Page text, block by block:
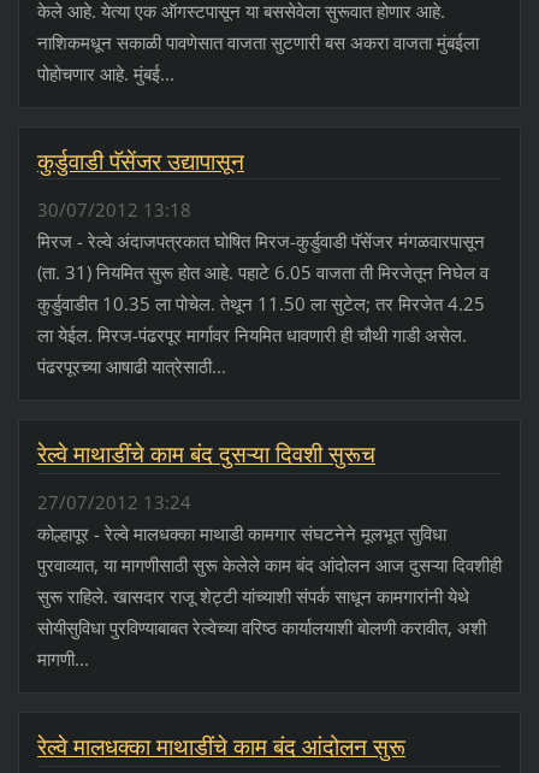
केले आहे. येत्या एक ऑगस्टपासून या बससेवेला सुरूवात होणार आहे.
नाशिकमधून सकाळी पावणेसात वाजता सुटणारी बस अकरा वाजता मुंबईला
पोहोचणार आहे. मुंबई...
कुर्डुवाडी पॅसेंजर उद्यापासून
30/07/2012 13:18
मिरज - रेल्वे अंदाजपत्रकात घोषित मिरज-कुर्डुवाडी पॅसेंजर मंगळवारपासून
(ता. 31) नियमित सुरू होत आहे. पहाटे 6.05 वाजता ती मिरजेतून निघेल व
कुर्डुवाडीत 10.35 ला पोचेल. तेथून 11.50 ला सुटेल; तर मिरजेत 4.25
ला येईल. मिरज-पंढरपूर मार्गावर नियमित धावणारी ही चौथी गाडी असेल.
पंढरपूरच्या आषाढी यात्रेसाठी...
रेल्वे माथाडींचे काम बंद दुसऱ्या दिवशी सुरूच
27/07/2012 13:24
कोल्हापूर - रेल्वे मालधक्का माथाडी कामगार संघटनेने मूलभूत सुविधा
पुरवाव्यात, या मागणीसाठी सुरू केलेले काम बंद आंदोलन आज दुसऱ्या दिवशीही
सुरू राहिले. खासदार राजू शेट्टी यांच्याशी संपर्क साधून कामगारांनी येथे
सोयीसुविधा पुरविण्याबाबत रेल्वेच्या वरिष्ठ कार्यालयाशी बोलणी करावीत, अशी
मागणी...
रेल्वे मालधक्का माथाडींचे काम बंद आंदोलन सुरू